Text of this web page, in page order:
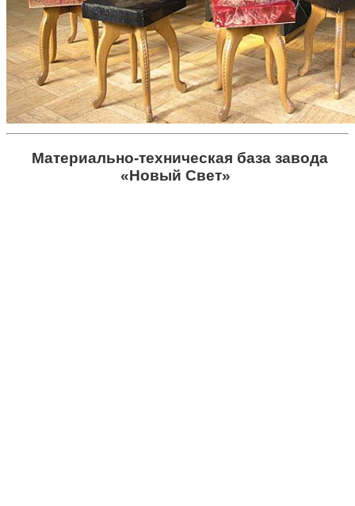
Материально-техническая база завода
«Новый Свет»